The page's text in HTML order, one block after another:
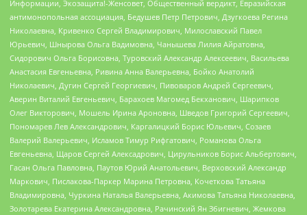
Информации, Экозащита!-Женсовет, Общественный вердикт, Евразийская
антимонопольная ассоциация, Бедушев Петр Петрович, Дзугкоева Регина
Николаевна, Кривенко Сергей Владимирович, Милославский Павел
Юрьевич, Шнырова Ольга Вадимовна, Чанышева Лилия Айратовна,
Сидорович Ольга Борисовна, Туровский Александр Алексеевич, Васильева
Анастасия Евгеньевна, Ривина Анна Валерьевна, Бойко Анатолий
Николаевич, Дугин Сергей Георгиевич, Пивоваров Андрей Сергеевич,
Аверин Виталий Евгеньевич, Барахоев Магомед Бекханович, Шарипков
Олег Викторович, Мошель Ирина Ароновна, Шведов Григорий Сергеевич,
Пономарев Лев Александрович, Каргалицкий Борис Юльевич, Созаев
Валерий Валерьевич, Исламов Тимур Рифгатович, Романова Ольга
Евгеньевна, Щаров Сергей Алексадрович, Цирульников Борис Альбертович,
Гасан Ольга Павловна, Паутов Юрий Анатольевич, Верховский Александр
Маркович, Пислакова-Паркер Марина Петровна, Кочеткова Татьяна
Владимировна, Чуркина Наталья Валерьевна, Акимова Татьяна Николаевна,
Золотарева Екатерина Александровна, Рачинский Ян Збигневич, Жемкова